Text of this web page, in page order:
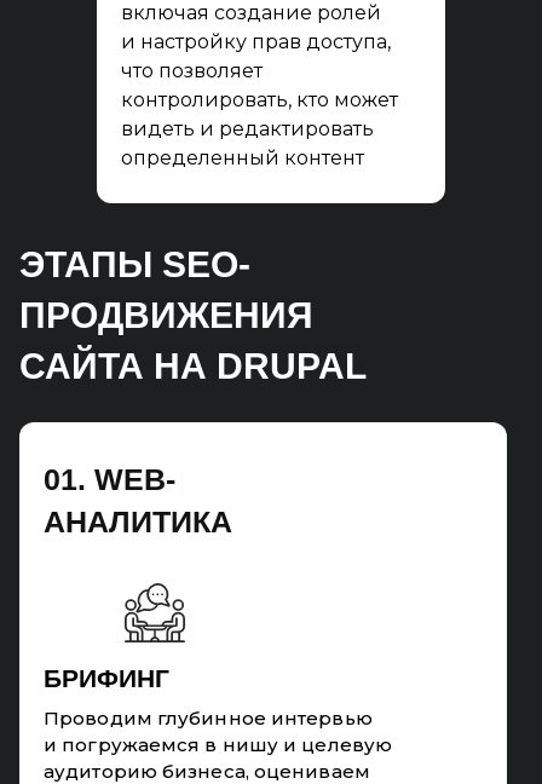
включая создание ролей
и настройку прав доступа,
что позволяет
контролировать, кто может
видеть и редактировать
определенный контент
ЭТАПЫ SEO-
ПРОДВИЖЕНИЯ
САЙТА НА DRUPAL
01. WEB-
АНАЛИТИКА
БРИФИНГ
Проводим глубинное интервью
и погружаемся в нишу и целевую
аудиторию бизнеса, оцениваем